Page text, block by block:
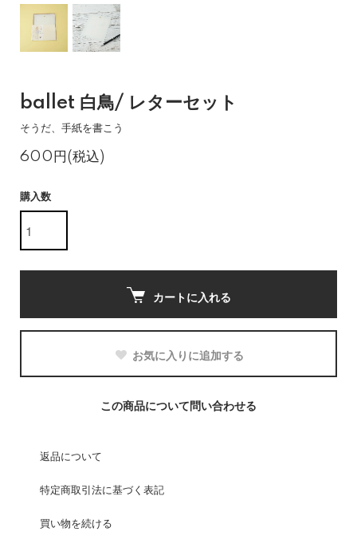
ballet 白鳥/ レターセット
そうだ、手紙を書こう
600円(税込)
購入数
カートに入れる
お気に入りに追加する
この商品について問い合わせる
返品について
特定商取引法に基づく表記
買い物を続ける